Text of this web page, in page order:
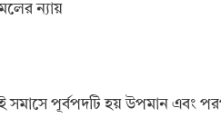
ন্যায়
সমাসে পূর্বপদটি হয় উপমান এবং